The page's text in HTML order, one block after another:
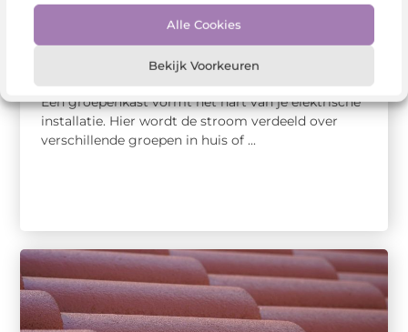
Alle Cookies
Bekijk Voorkeuren
Aanbiedingen
Onderdelen van een groepenkast en hun
functie
Een groepenkast vormt het hart van je elektrische
installatie. Hier wordt de stroom verdeeld over
verschillende groepen in huis of ...